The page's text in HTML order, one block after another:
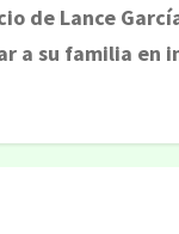
de Lance
a su familia en